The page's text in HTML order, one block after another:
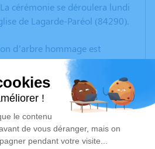
cérémonie se déroulera lundi
de Lagarde-Paréol (84290).
d’arbre hommage est
Je rends hommage
à 15h00